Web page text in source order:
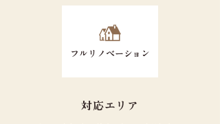
フルリノベーション
対応エリア